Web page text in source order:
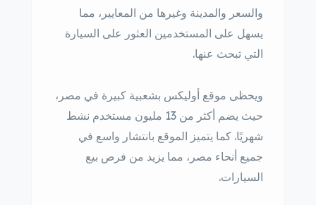
والسعر والمدينة وغيرها من المعايير، مما
يسهل على المستخدمين العثور على السيارة
التي تبحث عنها.
ويحظى موقع أوليكس بشعبية كبيرة في مصر،
حيث يضم أكثر من 13 مليون مستخدم نشط
شهريًا. كما يتميز الموقع بانتشار واسع في
جميع أنحاء مصر، مما يزيد من فرص بيع
السيارات.